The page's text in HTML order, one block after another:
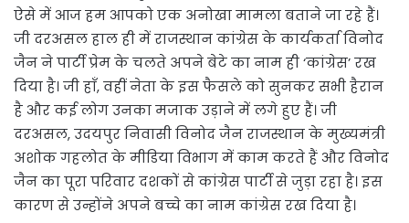
ऐसे में आज हम आपको एक अनोखा मामला बताने जा रहे हैं।
जी दरअसल हाल ही में राजस्थान कांग्रेस के कार्यकर्ता विनोद
जैन ने पार्टी प्रेम के चलते अपने बेटे का नाम ही ‘कांग्रेस’ रख
दिया है। जी हाँ, वहीं नेता के इस फैसले को सुनकर सभी हैरान
है और कई लोग उनका मजाक उड़ाने में लगे हुए हैं। जी
दरअसल, उदयपुर निवासी विनोद जैन राजस्थान के मुख्यमंत्री
अशोक गहलोत के मीडिया विभाग में काम करते हैं और विनोद
जैन का पूरा परिवार दशकों से कांग्रेस पार्टी से जुड़ा रहा है। इस
कारण से उन्होंने अपने बच्चे का नाम कांग्रेस रख दिया है।